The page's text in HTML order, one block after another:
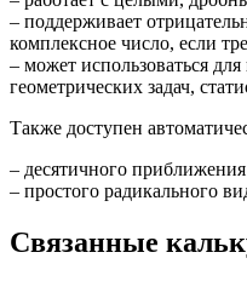
– поддерживает
комплексное число, если
– может использоваться
геометрических задач,
Также доступен
– десятичного приближения
– простого радикального
Связанные